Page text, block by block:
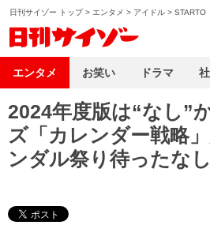
日刊サイゾー トップ> エンタメ > アイドル > STARTO
2024年度版は“なし
ズ「カレンダー戦略
ンダル祭り待ったなし
エンタメ お笑い ドラマ